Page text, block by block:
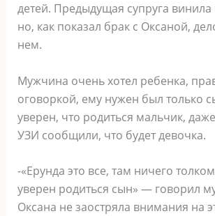
детей. Предыдущая супруга
но, как показал брак с Оксаной,
нем.
Мужчина очень хотел ребенка,
оговоркой, ему нужен был только
уверен, что родиться мальчик,
УЗИ сообщили, что будет девочка.
-«Ерунда это все, там ничего
уверен родиться сын» — говорил
Оксана не заостряла внимания на